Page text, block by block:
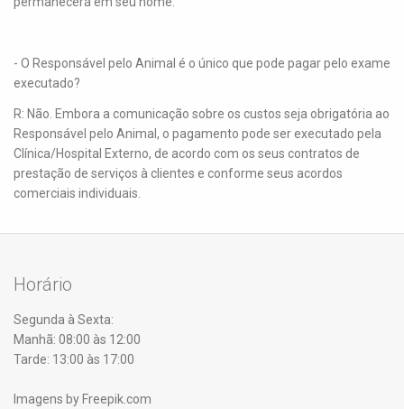
- O Responsável pelo Animal é o único que pode pagar pelo exame
executado?
R: Não. Embora a comunicação sobre os custos seja obrigatória ao
Responsável pelo Animal, o pagamento pode ser executado pela
Clínica/Hospital Externo, de acordo com os seus contratos de
prestação de serviços à clientes e conforme seus acordos
comerciais individuais.
Horário
Segunda à Sexta:
Manhã: 08:00 às 12:00
Tarde: 13:00 às 17:00
Imagens by Freepik.com